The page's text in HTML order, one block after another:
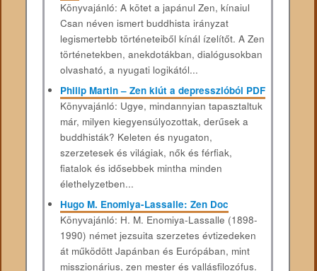
Könyvajánló: A kötet a japánul Zen, kínaiul
Csan néven ismert buddhista irányzat
legismertebb történeteiből kínál ízelítőt. A Zen
történetekben, anekdotákban, dialógusokban
olvasható, a nyugati logikától...
Philip Martin – Zen kiút a depresszióból PDF
Könyvajánló: Ugye, mindannyian tapasztaltuk
már, milyen kiegyensúlyozottak, derűsek a
buddhisták? Keleten és nyugaton,
szerzetesek és világiak, nők és férfiak,
fiatalok és idősebbek mintha minden
élethelyzetben...
Hugo M. Enomiya-Lassalle: Zen Doc
Könyvajánló: H. M. Enomiya-Lassalle (1898-
1990) német jezsuita szerzetes évtizedeken
át működött Japánban és Európában, mint
misszionárius, zen mester és vallásfilozófus.